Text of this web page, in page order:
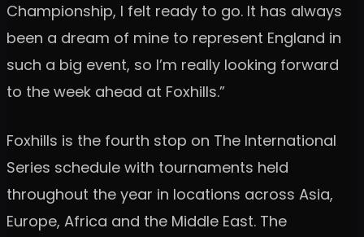
Championship, I felt ready to go. It has always
been a dream of mine to represent England in
such a big event, so I’m really looking forward
to the week ahead at Foxhills.”
Foxhills is the fourth stop on The International
Series schedule with tournaments held
throughout the year in locations across Asia,
Europe, Africa and the Middle East. The